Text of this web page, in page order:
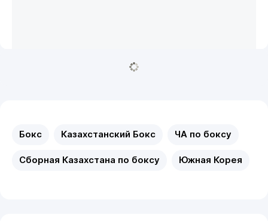
Бокс Казахстанский Бокс ЧА по боксу
Сборная Казахстана по боксу Южная Корея